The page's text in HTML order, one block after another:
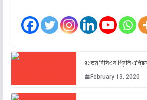
৪১তম বিসিএস প্রিলি
February 13, 2020